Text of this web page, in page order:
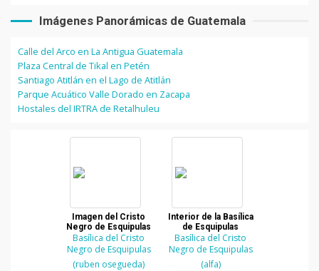
Imágenes Panorámicas de Guatemala
Calle del Arco en La Antigua Guatemala
Plaza Central de Tikal en Petén
Santiago Atitlán en el Lago de Atitlán
Parque Acuático Valle Dorado en Zacapa
Hostales del IRTRA de Retalhuleu
Imagen del Cristo
Negro de Esquipulas
Basílica del Cristo
Negro de Esquipulas
(ruben osegueda)
Interior de la Basílica
de Esquipulas
Basílica del Cristo
Negro de Esquipulas
(alfa)